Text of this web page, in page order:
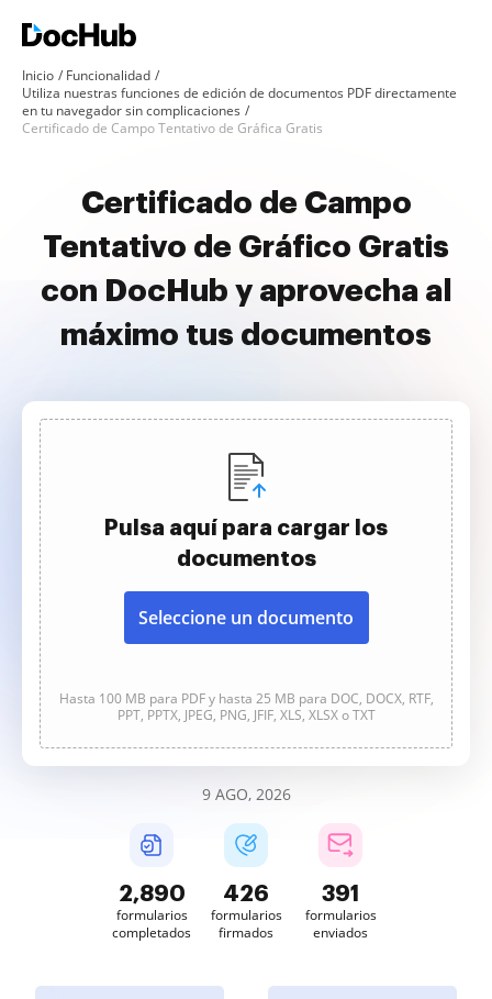
Inicio
Funcionalidad
Utiliza nuestras funciones de edición de documentos PDF directamente
en tu navegador sin complicaciones
Certificado de Campo Tentativo de Gráfica Gratis
Certificado de Campo
Tentativo de Gráfico Gratis
con DocHub y aprovecha al
máximo tus documentos
Pulsa aquí para cargar los
documentos
Seleccione un documento
Hasta 100 MB para PDF y hasta 25 MB para DOC, DOCX, RTF,
PPT, PPTX, JPEG, PNG, JFIF, XLS, XLSX o TXT
9 AGO, 2026
2,891
formularios
completados
426
formularios
firmados
391
formularios
enviados